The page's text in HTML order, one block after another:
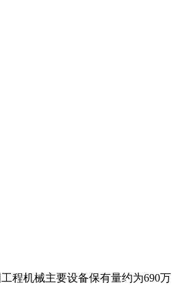
程机械主要设备保有量约为690万